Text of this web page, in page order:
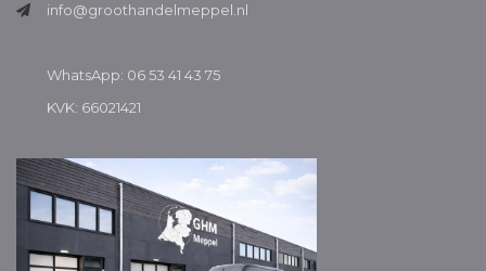
info@groothandelmeppel.nl
WhatsApp: 06 53 41 43 75
KVK: 66021421